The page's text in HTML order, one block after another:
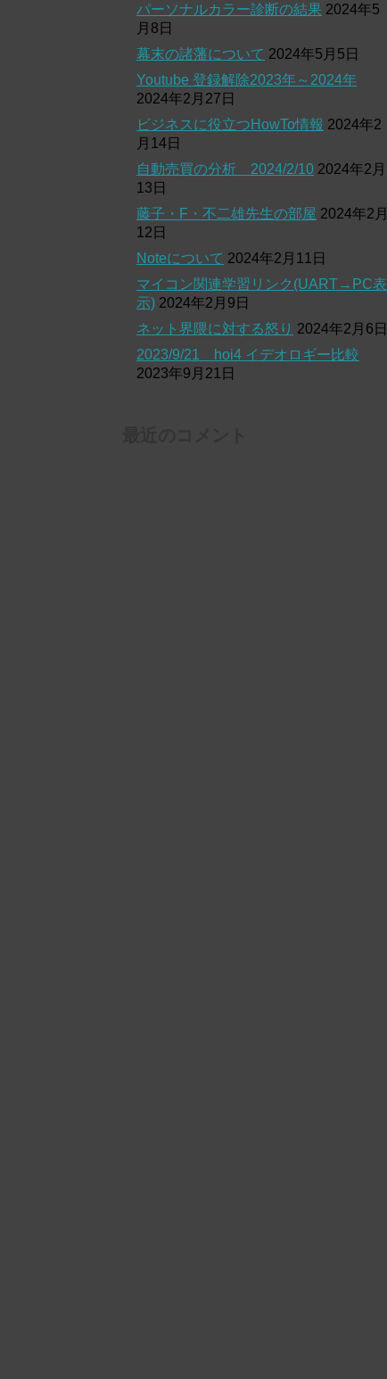
パーソナルカラー診断の結果 2024年5
月8日
幕末の諸藩について 2024年5月5日
Youtube 登録解除2023年～2024年
2024年2月27日
ビジネスに役立つHowTo情報 2024年2
月14日
自動売買の分析 2024/2/10 2024年2月
13日
藤子・F・不二雄先生の部屋 2024年2月
12日
Noteについて 2024年2月11日
マイコン関連学習リンク(UART→PC表
示) 2024年2月9日
ネット界隈に対する怒り 2024年2月6日
2023/9/21 hoi4 イデオロギー比較
2023年9月21日